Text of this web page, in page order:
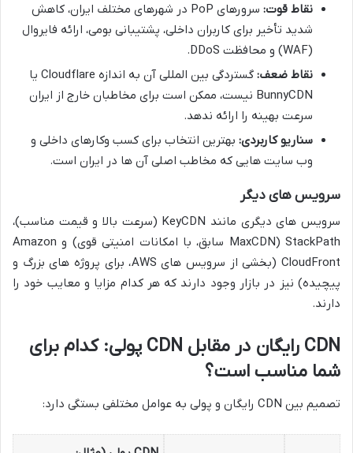
نقاط قوت:
سرورهای PoP در شهرهای مختلف ایران، کاهش
شدید تأخیر برای کاربران داخلی، پشتیبانی بومی، ارائه فایروال
(WAF) و محافظت DDoS.
نقاط ضعف:
گستردگی بین المللی آن به اندازه Cloudflare یا
BunnyCDN نیست، ممکن است برای مخاطبان خارج از ایران
سرعت بهینه را ارائه ندهد.
سناریو کاربردی: بهترین انتخاب برای کسب وکارهای داخلی و
وب سایت هایی که مخاطب اصلی آن ها در ایران است.
سرویس های دیگر
سرویس های دیگری مانند KeyCDN (سرعت بالا و قیمت مناسب)،
StackPath (MaxCDN سابق، با امکانات امنیتی قوی) و Amazon
CloudFront (بخشی از سرویس های AWS، برای پروژه های بزرگ و
پیچیده) نیز در بازار وجود دارند که هر کدام مزایا و معایب خود را
دارند.
CDN رایگان در مقابل CDN پولی: کدام برای
شما مناسب است؟
تصمیم بین CDN رایگان و پولی به عوامل مختلفی بستگی دارد: